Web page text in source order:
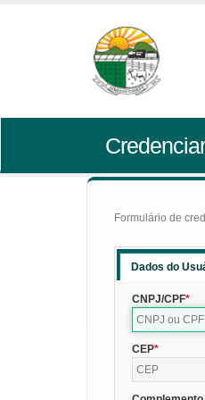
Formulário de
Dados do
CNPJ/CPF
CEP